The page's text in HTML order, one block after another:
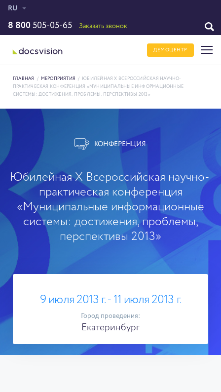
RU
8 800 505-05-65 Заказать звонок
ДЕМОЦЕНТР
ГЛАВНАЯ / МЕРОПРИЯТИЯ /
ЮБИЛЕЙНАЯ X ВСЕРОССИЙСКАЯ НАУЧНО-
ПРАКТИЧЕСКАЯ КОНФЕРЕНЦИЯ «МУНИЦИПАЛЬНЫЕ ИНФОРМАЦИОННЫЕ
СИСТЕМЫ: ДОСТИЖЕНИЯ, ПРОБЛЕМЫ, ПЕРСПЕКТИВЫ 2013»
КОНФЕРЕНЦИЯ
Юбилейная X Всероссийская научно-
практическая конференция
«Муниципальные информационные
системы: достижения, проблемы,
перспективы 2013»
9 июля 2013 г. - 11 июля 2013 г.
Город проведения:
Екатеринбург